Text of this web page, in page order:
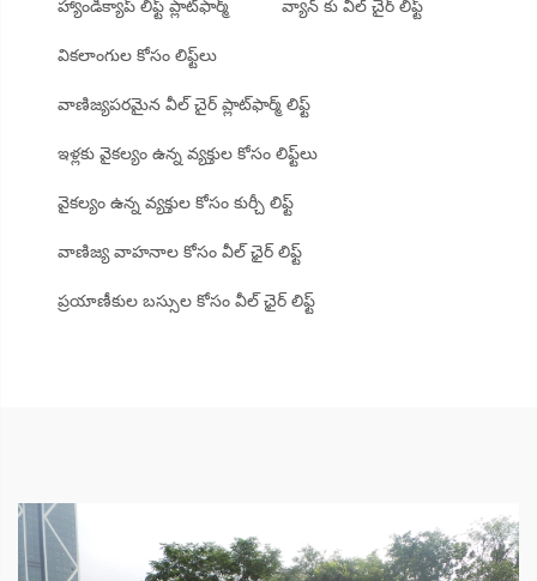
హ్యాండిక్యాప్ లిఫ్ట్ ప్లాట్‌ఫార్మ్ వ్యాన్ కు వీల్ చైర్ లిఫ్ట్
వికలాంగుల కోసం లిఫ్ట్‌లు
వాణిజ్యపరమైన వీల్ చైర్ ప్లాట్‌ఫార్మ్ లిఫ్ట్
ఇళ్లకు వైకల్యం ఉన్న వ్యక్తుల కోసం లిఫ్ట్‌లు
వైకల్యం ఉన్న వ్యక్తుల కోసం కుర్చీ లిఫ్ట్
వాణిజ్య వాహనాల కోసం వీల్ ఛైర్ లిఫ్ట్
ప్రయాణీకుల బస్సుల కోసం వీల్ ఛైర్ లిఫ్ట్